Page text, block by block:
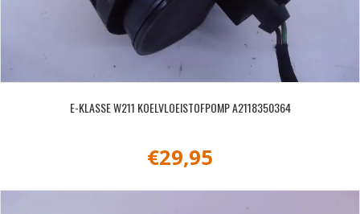
E-KLASSE W211 KOELVLOEISTOFPOMP A2118350364
€29,95